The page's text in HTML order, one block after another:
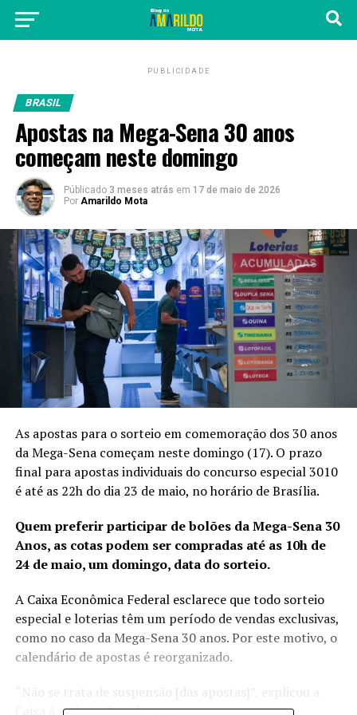
PUBLICIDADE
BRASIL
Apostas na Mega-Sena 30 anos
começam neste domingo
Públicado 3 meses atrás em 17 de maio de 2026
Por Amarildo Mota
As apostas para o sorteio em comemoração dos 30 anos
da Mega-Sena começam neste domingo (17). O prazo
final para apostas individuais do concurso especial 3010
é até as 22h do dia 23 de maio, no horário de Brasília.
Quem preferir participar de bolões da Mega-Sena 30
Anos, as cotas podem ser compradas até as 10h de
24 de maio, um domingo, data do sorteio.
A Caixa Econômica Federal esclarece que todo sorteio
especial e loterias têm um período de vendas exclusivas,
como no caso da Mega-Sena 30 anos. Por este motivo, o
calendário de apostas é reorganizado.
“Não se trata de suspensão [das apostas]”, explicou a
Caixa à Agência Brasil.